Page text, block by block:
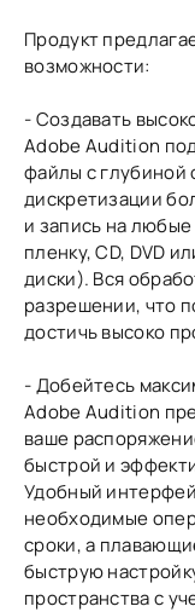
Продукт
возможности:
- Создавать
Adobe Audition
файлы с глубиной
дискретизации
и запись на
пленку, CD, DVD
диски). Вся
разрешении, что
достичь высоко
- Добейтесь
Adobe Audition
ваше
быстрой и
Удобный
необходимые
сроки, а
быструю
пространства с